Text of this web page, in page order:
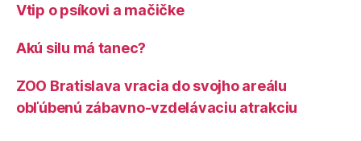
Vtip o psíkovi a mačičke
Akú silu má tanec?
ZOO Bratislava vracia do svojho areálu
obľúbenú zábavno-vzdelávaciu atrakciu